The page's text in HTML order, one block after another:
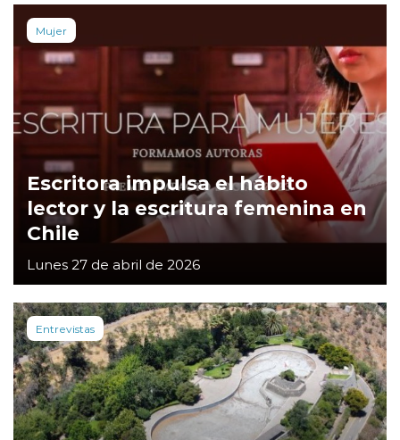
Mujer
Escritora impulsa el hábito
lector y la escritura femenina en
Chile
Lunes 27 de abril de 2026
Entrevistas